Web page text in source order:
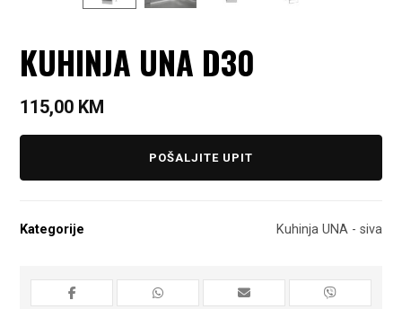
KUHINJA UNA D30
115,00 KM
POŠALJITE UPIT
Kategorije Kuhinja UNA - siva